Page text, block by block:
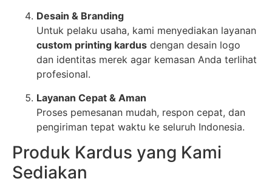
Desain & Branding
Untuk pelaku usaha, kami menyediakan layanan
custom printing kardus dengan desain logo
dan identitas merek agar kemasan Anda terlihat
profesional.
Layanan Cepat & Aman
Proses pemesanan mudah, respon cepat, dan
pengiriman tepat waktu ke seluruh Indonesia.
Produk Kardus yang Kami
Sediakan